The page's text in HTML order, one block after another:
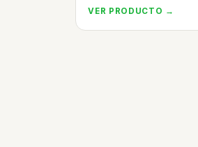
VER PRODUCTO →